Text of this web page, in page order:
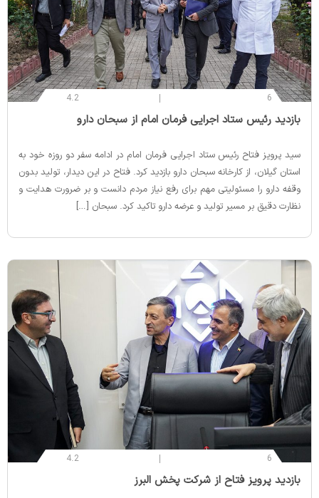
6
4.2
‌بازدید رئیس ستاد اجرایی فرمان امام از سبحان دارو
سید پرویز فتاح رئیس ستاد اجرایی فرمان امام در ادامه سفر دو روزه خود به
استان گیلان، از کارخانه سبحان دارو بازدید کرد. فتاح در این دیدار، تولید بدون
وقفه دارو را مسئولیتی مهم برای رفع نیاز مردم دانست و بر ضرورت هدایت و
نظارت دقیق بر مسیر تولید و عرضه دارو تاکید کرد. سبحان […]
6
4.2
‌بازدید پرویز فتاح از شرکت پخش البرز